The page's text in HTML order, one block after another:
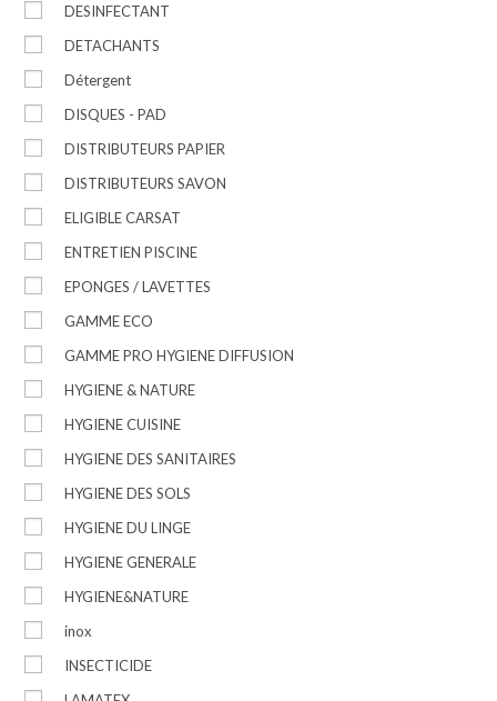
DESINFECTANT
DETACHANTS
Détergent
DISQUES - PAD
DISTRIBUTEURS PAPIER
DISTRIBUTEURS SAVON
ELIGIBLE CARSAT
ENTRETIEN PISCINE
EPONGES / LAVETTES
GAMME ECO
GAMME PRO HYGIENE DIFFUSION
HYGIENE & NATURE
HYGIENE CUISINE
HYGIENE DES SANITAIRES
HYGIENE DES SOLS
HYGIENE DU LINGE
HYGIENE GENERALE
HYGIENE&NATURE
inox
INSECTICIDE